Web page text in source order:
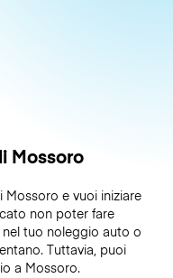
Mossoro
Mossoro e vuoi iniziare
non poter fare
tuo noleggio auto o
Tuttavia, puoi
a Mossoro.